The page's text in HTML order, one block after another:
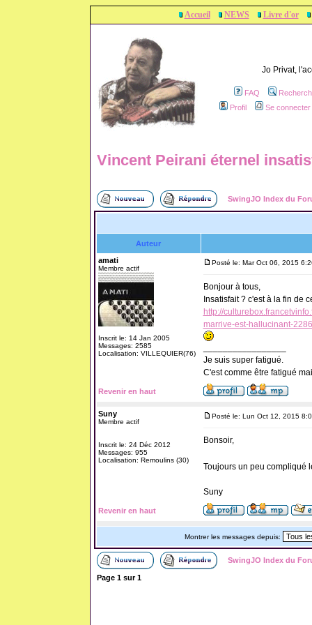
Accueil NEWS Livre d'or
Jo Privat,
FAQ
Profil
Se
Vincent Peirani éternel
SwingJO Index du
Auteur
amati
Membre actif
Inscrit le: 14 Jan 2005
Messages: 2585
Localisation: VILLEQUIER(76)
Posté le: Mar Oct 06, 2015
Bonjour à tous,
Insatisfait ? c'est à la fin de
http://
marrive-est-hallucinant-
Je suis super fatigué.
C'est comme être fatigué
Revenir en haut
Suny
Membre actif
Inscrit le: 24 Déc 2012
Messages: 955
Localisation: Remoulins (30)
Posté le: Lun Oct 12, 2015
Bonsoir,
Toujours un peu compliqué
Suny
Revenir en haut
Montrer les messages depuis:
SwingJO Index du
Page 1sur1